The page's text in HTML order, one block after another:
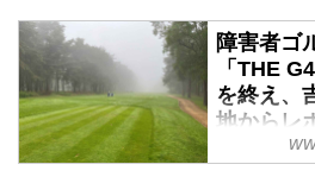
障害者ゴ
「THE
を終え、
地からレ
の“元”